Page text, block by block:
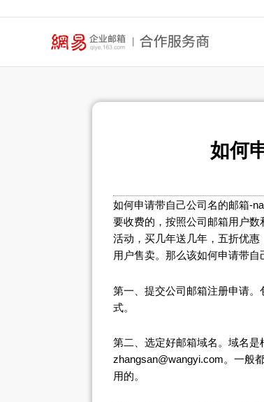
如何
如何申请带自己公司名的邮箱-
要收费的，按照公司邮箱用户数
活动，买几年送几年，五折优
用户售卖。那么该如何申请带自
第一、提交公司邮箱注册申请
式。
第二、选定好邮箱域名。域名是
zhangsan@wangyi.com。一般
用的。